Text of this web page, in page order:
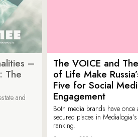
–
The
and
The VOICE and
of Life Make
Five for Social
Engagement
Both media brands have once
secured places in Medialogia’s
ranking.